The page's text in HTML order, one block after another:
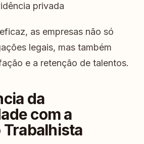
privada
as empresas não só
legais, mas também
e a retenção de talentos.
da
com a
Trabalhista